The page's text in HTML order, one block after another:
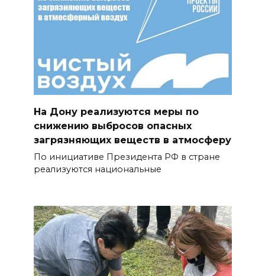
На Дону реализуются меры по
снижению выбросов опасных
загрязняющих веществ в атмосферу
По инициативе Президента РФ в стране
реализуются национальные